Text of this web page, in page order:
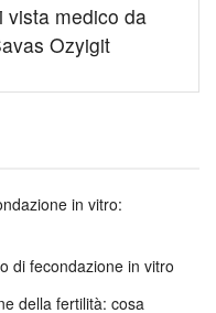
vista medico da
Ozyigit
in vitro:
di fecondazione in vitro
della fertilità: cosa